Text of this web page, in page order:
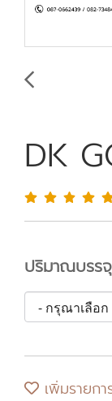
DK
ปริมาณบรรจุ
เพิ่มรายกา